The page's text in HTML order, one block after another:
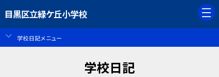
目黒区立緑ケ丘小学校
学校日記メニュー
学校日記